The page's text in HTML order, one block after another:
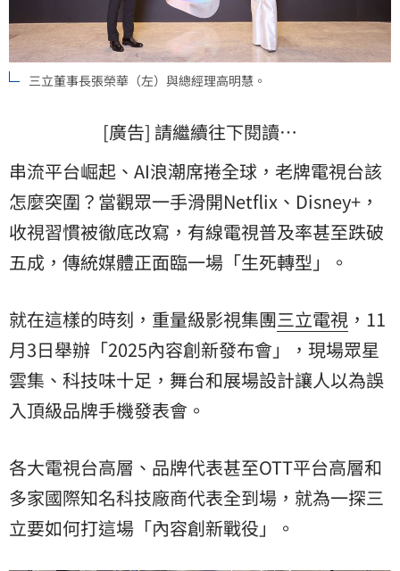
三立董事長張榮華（左）與總經理高明慧。
[廣告] 請繼續往下閱讀…
串流平台崛起、AI浪潮席捲全球，老牌電視台該
怎麼突圍？當觀眾一手滑開Netflix、Disney+，
收視習慣被徹底改寫，有線電視普及率甚至跌破
五成，傳統媒體正面臨一場「生死轉型」。
就在這樣的時刻，重量級影視集團三立電視 ，11
月3日舉辦「2025內容創新發布會」，現場眾星
雲集、科技味十足，舞台和展場設計讓人以為誤
入頂級品牌手機發表會。
各大電視台高層、品牌代表甚至OTT平台高層和
多家國際知名科技廠商代表全到場，就為一探三
立要如何打這場「內容創新戰役」。